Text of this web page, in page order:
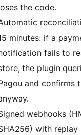
the code.
minutes: if a
fails to
the plugin
and confirms
webhooks
with replay